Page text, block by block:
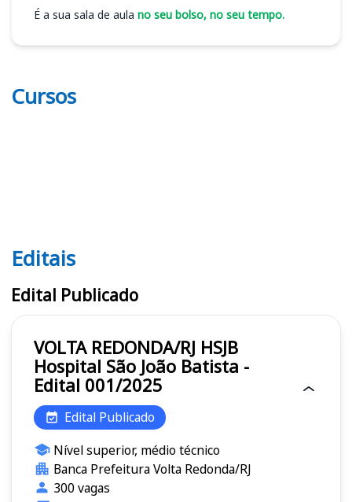
É a sua sala de aula no seu bolso, no seu tempo.
Cursos
Editais HSJB
Editais
Edital Publicado
VOLTA REDONDA/RJ HSJB
Hospital São João Batista -
Edital 001/2025
Edital Publicado
Nível superior, médio técnico
Banca Prefeitura Volta Redonda/RJ
300 vagas